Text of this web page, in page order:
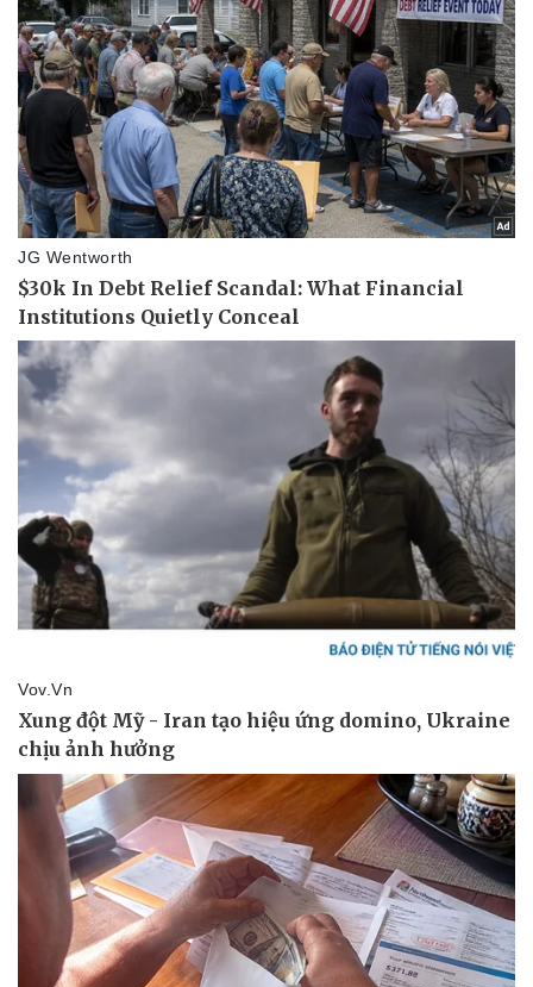
Pháp luật
Vụ án
Tin nóng
Tư vấn luật
Vũ khí
Việt Nam
Phân tích